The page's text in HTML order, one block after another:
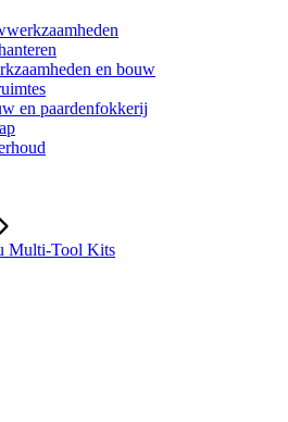
en bouw
en paardenfokkerij
Multi-Tool Kits